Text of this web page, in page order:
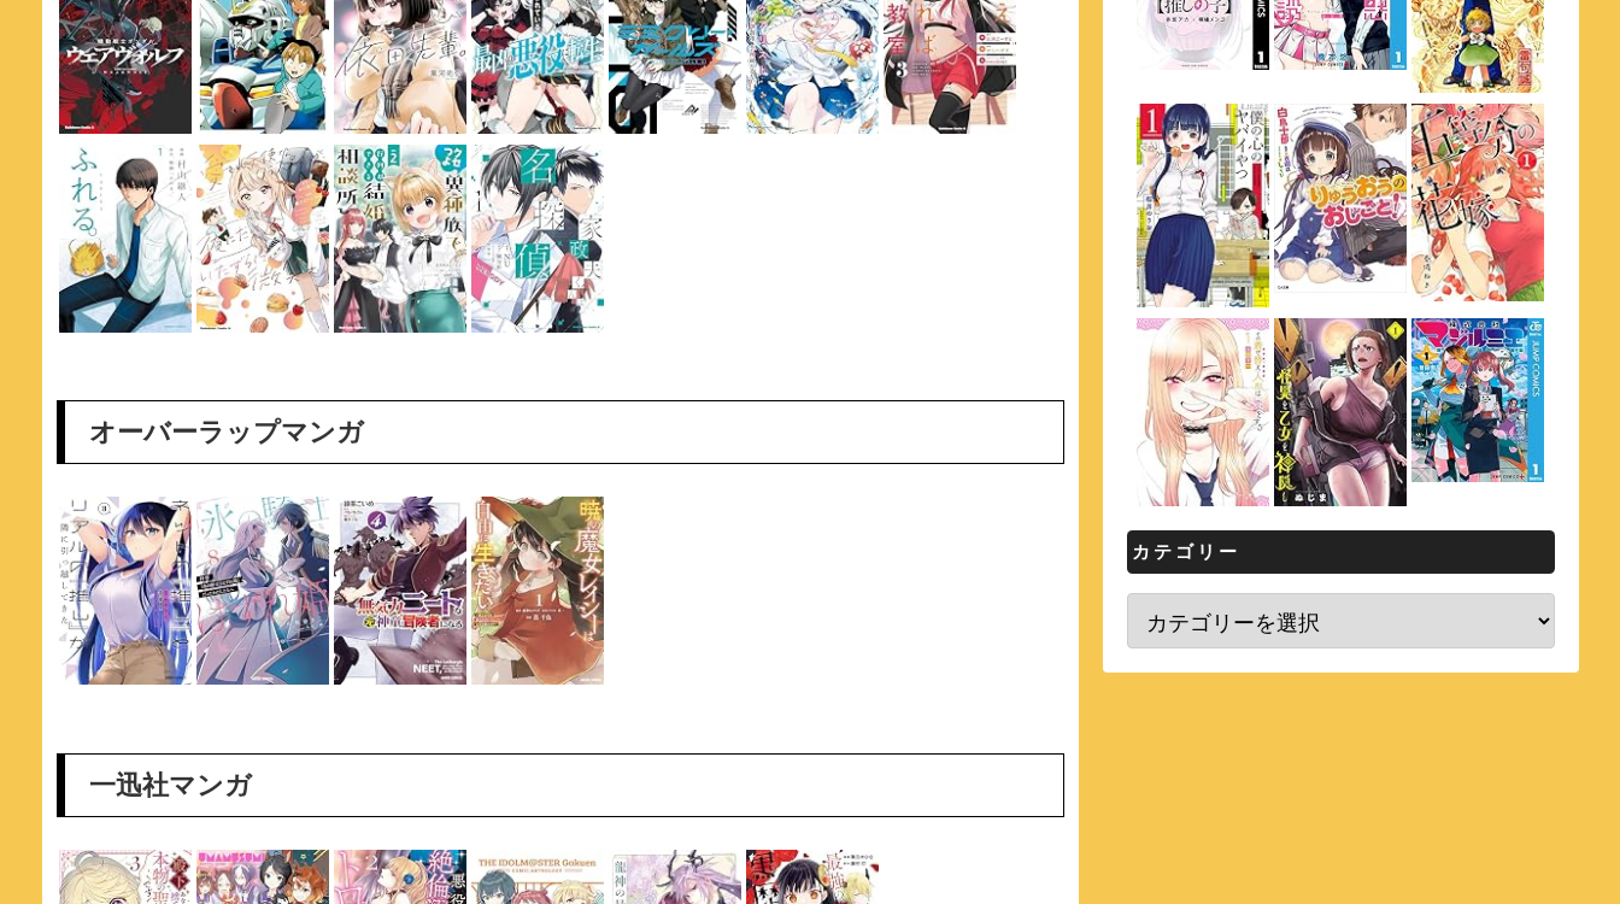
オーバーラップマンガ
一迅社マンガ
カテゴリー